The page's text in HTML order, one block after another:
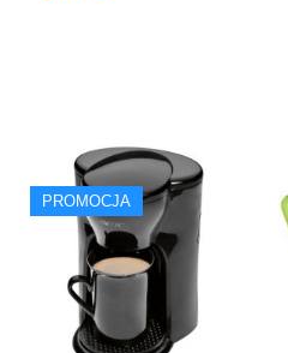
PROMOCJA
QUICK VIEW